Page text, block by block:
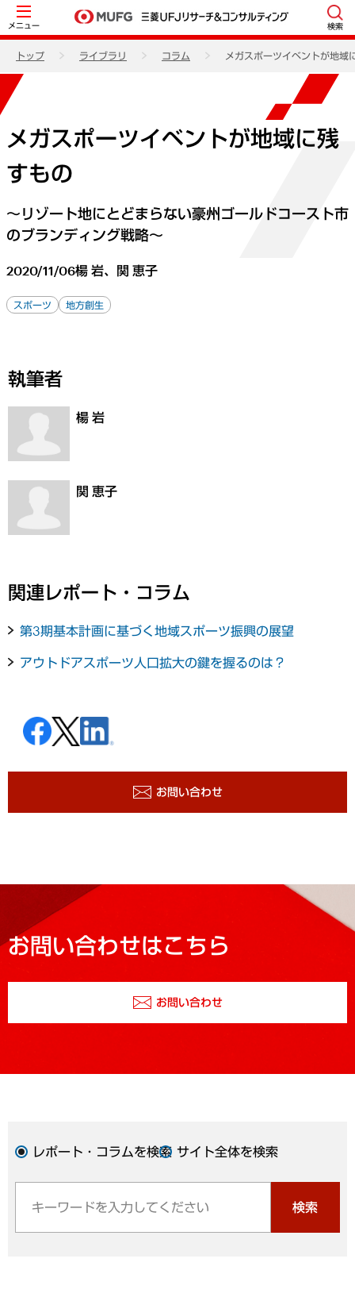
メニュー 検索
トップ ライブラリ コラム メガスポーツイベントが地域
メガスポーツイベントが地域に残
すもの
～リゾート地にとどまらない豪州ゴールドコースト市
のブランディング戦略～
2020/11/06楊 岩、関 恵子
スポーツ 地方創生
執筆者
楊 岩
関 恵子
関連レポート・コラム
第3期基本計画に基づく地域スポーツ振興の展望
アウトドアスポーツ人口拡大の鍵を握るのは？
お問い合わせ
お問い合わせはこちら
お問い合わせ
レポート・コラムを検索 サイト全体を検索
検索